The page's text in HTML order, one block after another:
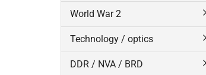
World War 2
Technology / optics
DDR / NVA / BRD